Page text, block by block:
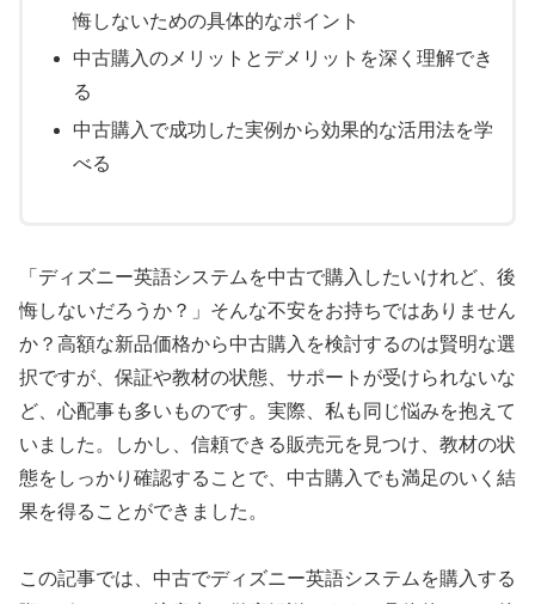
悔しないための具体的なポイント
中古購入のメリットとデメリットを深く理解でき
る
中古購入で成功した実例から効果的な活用法を学
べる
「ディズニー英語システムを中古で購入したいけれど、後
悔しないだろうか？」そんな不安をお持ちではありません
か？高額な新品価格から中古購入を検討するのは賢明な選
択ですが、保証や教材の状態、サポートが受けられないな
ど、心配事も多いものです。実際、私も同じ悩みを抱えて
いました。しかし、信頼できる販売元を見つけ、教材の状
態をしっかり確認することで、中古購入でも満足のいく結
果を得ることができました。
この記事では、中古でディズニー英語システムを購入する